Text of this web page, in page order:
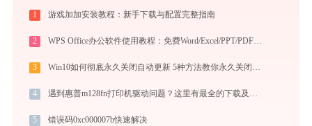
1 游戏加加安装教程：新手下载与配置完整指南
2 WPS Office办公软件使用教程：免费Word/Excel/PPT/PDF一站式高效办公套件
3 Win10如何彻底永久关闭自动更新 5种方法教你永久关闭win10自动更新
4 遇到惠普m128fn打印机驱动问题？这里有最全的下载及安装指导
5 错误码0xc000007b快速解决